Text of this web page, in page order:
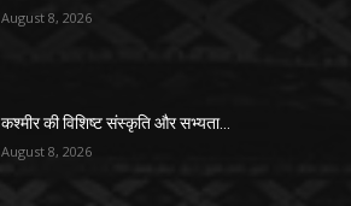
August 8, 2026
कश्मीर की विशिष्ट संस्कृति और सभ्यता…
August 8, 2026